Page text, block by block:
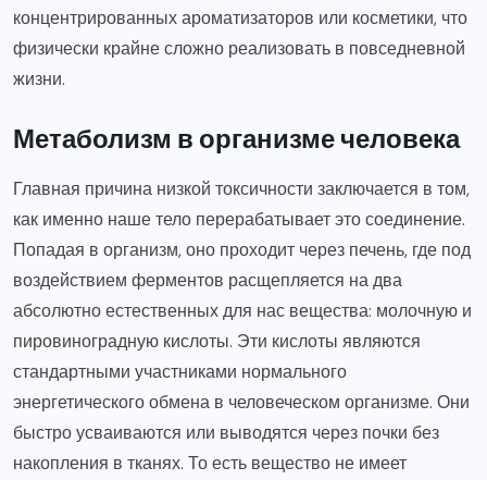
концентрированных ароматизаторов или косметики, что
физически крайне сложно реализовать в повседневной
жизни.
Метаболизм в организме человека
Главная причина низкой токсичности заключается в том,
как именно наше тело перерабатывает это соединение.
Попадая в организм, оно проходит через печень, где под
воздействием ферментов расщепляется на два
абсолютно естественных для нас вещества: молочную и
пировиноградную кислоты. Эти кислоты являются
стандартными участниками нормального
энергетического обмена в человеческом организме. Они
быстро усваиваются или выводятся через почки без
накопления в тканях. То есть вещество не имеет